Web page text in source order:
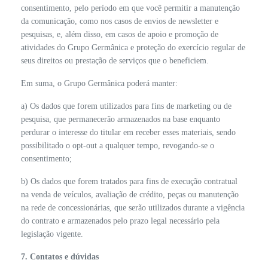
consentimento, pelo período em que você permitir a manutenção
da comunicação, como nos casos de envios de newsletter e
pesquisas, e, além disso, em casos de apoio e promoção de
atividades do Grupo Germânica e proteção do exercício regular de
seus direitos ou prestação de serviços que o beneficiem.
Em suma, o Grupo Germânica poderá manter:
a) Os dados que forem utilizados para fins de marketing ou de
pesquisa, que permanecerão armazenados na base enquanto
perdurar o interesse do titular em receber esses materiais, sendo
possibilitado o opt-out a qualquer tempo, revogando-se o
consentimento;
b) Os dados que forem tratados para fins de execução contratual
na venda de veículos, avaliação de crédito, peças ou manutenção
na rede de concessionárias, que serão utilizados durante a vigência
do contrato e armazenados pelo prazo legal necessário pela
legislação vigente.
7. Contatos e dúvidas